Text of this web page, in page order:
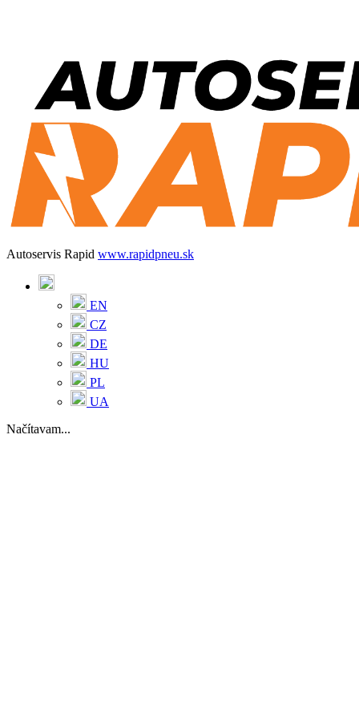
Autoservis Rapid www.rapidpneu.sk
EN
CZ
DE
HU
PL
UA
Načítavam...